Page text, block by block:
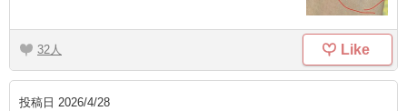
32 Like
投稿日 2026/4/28